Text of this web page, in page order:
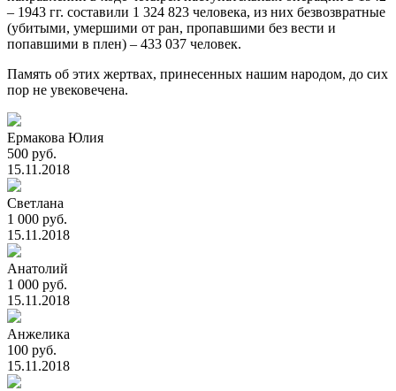
– 1943 гг. составили 1 324 823 человека, из них безвозвратные
(убитыми, умершими от ран, пропавшими без вести и
попавшими в плен) – 433 037 человек.
Память об этих жертвах, принесенных нашим народом, до сих
пор не увековечена.
Ермакова Юлия
500 руб.
15.11.2018
Светлана
1 000 руб.
15.11.2018
Анатолий
1 000 руб.
15.11.2018
Анжелика
100 руб.
15.11.2018